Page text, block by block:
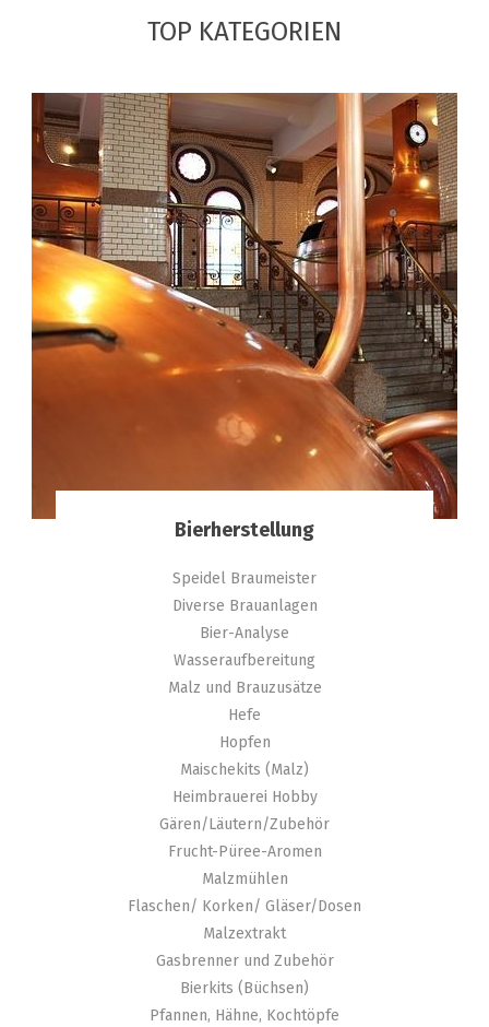
TOP KATEGORIEN
Bierherstellung
Speidel Braumeister
Diverse Brauanlagen
Bier-Analyse
Wasseraufbereitung
Malz und Brauzusätze
Hefe
Hopfen
Maischekits (Malz)
Heimbrauerei Hobby
Gären/Läutern/Zubehör
Frucht-Püree-Aromen
Malzmühlen
Flaschen/ Korken/ Gläser/Dosen
Malzextrakt
Gasbrenner und Zubehör
Bierkits (Büchsen)
Pfannen, Hähne, Kochtöpfe